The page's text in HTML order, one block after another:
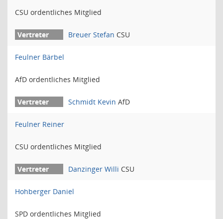
CSU ordentliches Mitglied
Breuer Stefan CSU
Feulner Bärbel
AfD ordentliches Mitglied
Schmidt Kevin AfD
Feulner Reiner
CSU ordentliches Mitglied
Danzinger Willi CSU
Hohberger Daniel
SPD ordentliches Mitglied